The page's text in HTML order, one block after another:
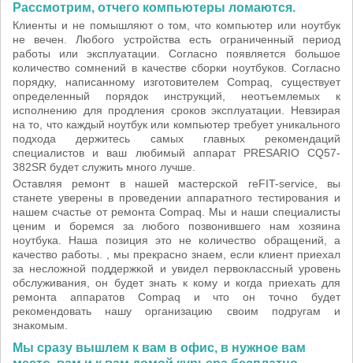
Рассмотрим, отчего компьютеры ломаются.
Клиенты и не помышляют о том, что компьютер или ноутбук
не вечен. Любого устройства есть ограниченный период
работы или эксплуатации. Согласно появляется большое
количество сомнений в качестве сборки ноутбуков. Согласно
порядку, написанному изготовителем Compaq, существует
определенный порядок инструкций, неотъемлемых к
исполнению для продления сроков эксплуатации. Невзирая
на то, что каждый ноутбук или компьютер требует уникального
подхода держитесь самых главных рекомендаций
специалистов и ваш любимый аппарат PRESARIO CQ57-
382SR будет служить много лучше.
Оставляя ремонт в нашей мастерской reFIT-service, вы
станете уверены в проведении аппаратного тестирования и
нашем счастье от ремонта Compaq. Мы и наши специалисты
ценим и боремся за любого позвонившего нам хозяина
ноутбука. Наша позиция это не количество обращений, а
качество работы. , мы прекрасно знаем, если клиент приехал
за несложной поддержкой и увидел первоклассный уровень
обслуживания, он будет знать к кому и когда приехать для
ремонта аппаратов Compaq и что он точно будет
рекомендовать нашу организацию своим подругам и
знакомым.
Мы сразу вышлем к вам в офис, в нужное вам